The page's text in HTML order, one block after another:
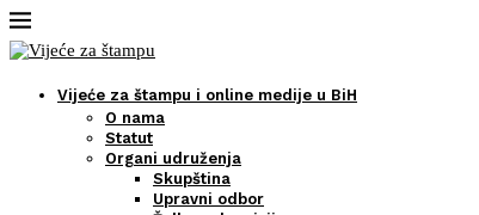
Vijeće za štampu i online medije u BiH
O nama
Statut
Organi udruženja
Skupština
Upravni odbor